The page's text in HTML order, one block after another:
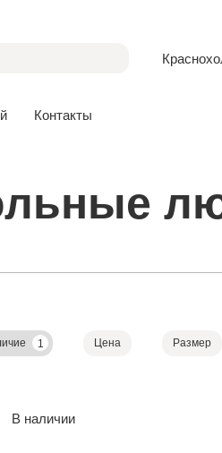
Контакты
1 Цена Размер
В наличии